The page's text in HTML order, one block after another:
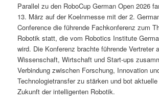
Parallel zu den RoboCup German Open 2026
13. März auf der Koelnmesse mit der 2.
Conference die führende Fachkonferenz zum
Robotik statt, die vom Robotics Institute
wird. Die Konferenz brachte führende Vertreter
Wissenschaft, Wirtschaft und Start-ups
Verbindung zwischen Forschung, Innovation
Technologietransfer zu stärken und bot
Zukunft der intelligenten Robotik.